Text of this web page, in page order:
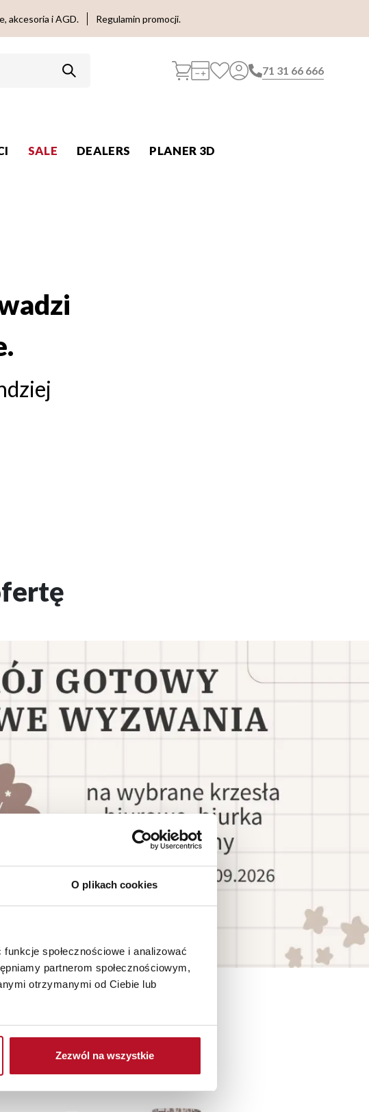
O plikach cookies
społecznościowe i analizować
partnerom społecznościowym,
otrzymanymi od Ciebie lub
Zezwól na wszystkie
akcesoria i AGD. Regulamin promocji.
71 31 66 666
SALE DEALERS PLANER 3D